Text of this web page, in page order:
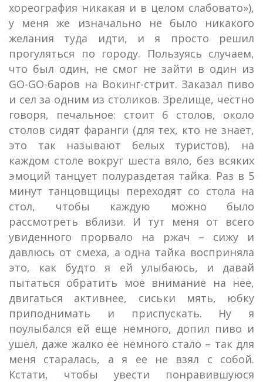
хореография никакая и в целом слабовато»),
у меня же изначально не было никакого
желания туда идти, и я просто решил
прогуляться по городу. Пользуясь случаем,
что был один, не смог не зайти в один из
GO-GO-баров на Вокинг-стрит. Заказал пиво
и сел за одним из столиков. Зрелище, честно
говоря, печальное: стоит 6 столов, около
столов сидят фаранги (для тех, кто не знает,
это так называют белых туристов), на
каждом столе вокруг шеста вяло, без всяких
эмоций танцует полураздетая тайка. Раз в 5
минут танцовщицы переходят со стола на
стол, чтобы каждую можно было
рассмотреть вблизи. И тут меня от всего
увиденного прорвало на ржач – сижу и
давлюсь от смеха, а одна тайка восприняла
это, как будто я ей улыбаюсь, и давай
пытаться обратить мое внимание на нее,
двигаться активнее, сиськи мять, юбку
приподнимать и приспускать. Ну я
поулыбался ей еще немного, допил пиво и
ушел, даже жалко ее немного стало – так для
меня старалась, а я ее не взял с собой.
Кстати, чтобы увести понравившуюся